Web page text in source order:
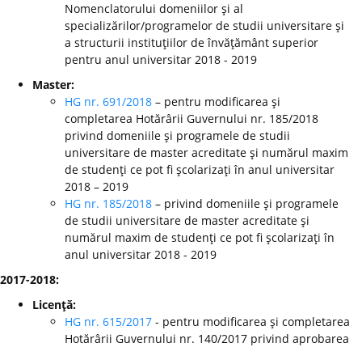
Nomenclatorului domeniilor şi al
specializărilor/programelor de studii universitare şi
a structurii instituţiilor de învăţământ superior
pentru anul universitar 2018 - 2019
Master:
HG nr. 691/2018 – pentru modificarea şi
completarea Hotărârii Guvernului nr. 185/2018
privind domeniile şi programele de studii
universitare de master acreditate şi numărul maxim
de studenţi ce pot fi şcolarizaţi în anul universitar
2018 – 2019
HG nr. 185/2018 – privind domeniile şi programele
de studii universitare de master acreditate şi
numărul maxim de studenţi ce pot fi şcolarizaţi în
anul universitar 2018 - 2019
2017-2018:
Licenţă:
HG nr. 615/2017 - pentru modificarea şi completarea
Hotărârii Guvernului nr. 140/2017 privind aprobarea